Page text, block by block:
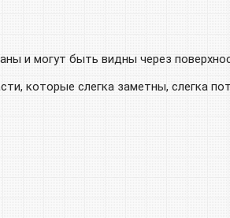
и могут быть видны через
которые слегка заметны, слегка